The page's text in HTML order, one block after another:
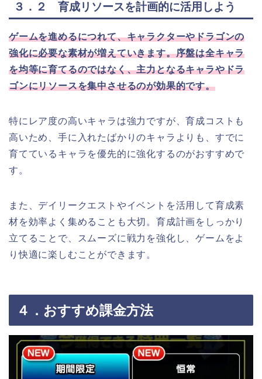
３．２ 育成リソースを計画的に活用しよう
ゲームを進めるにつれて、キャラクターやドラゴンの
強化に必要な素材が増えていきます。序盤は全キャラ
を均等に育てるのではなく、主力となるキャラやドラ
ゴンにリソースを集中させるのが効果的です。
特にレア度の高いキャラは強力ですが、育成コストも
高いため、手に入れたばかりのキャラよりも、すでに
育てているキャラを優先的に強化するのがおすすめで
す。
また、デイリークエストやイベントを活用して育成素
材を効率よく集めることも大切。育成計画をしっかり
立てることで、スムーズに戦力を強化し、ゲームをよ
り快適に楽しむことができます。
４．おすすめ課金方法